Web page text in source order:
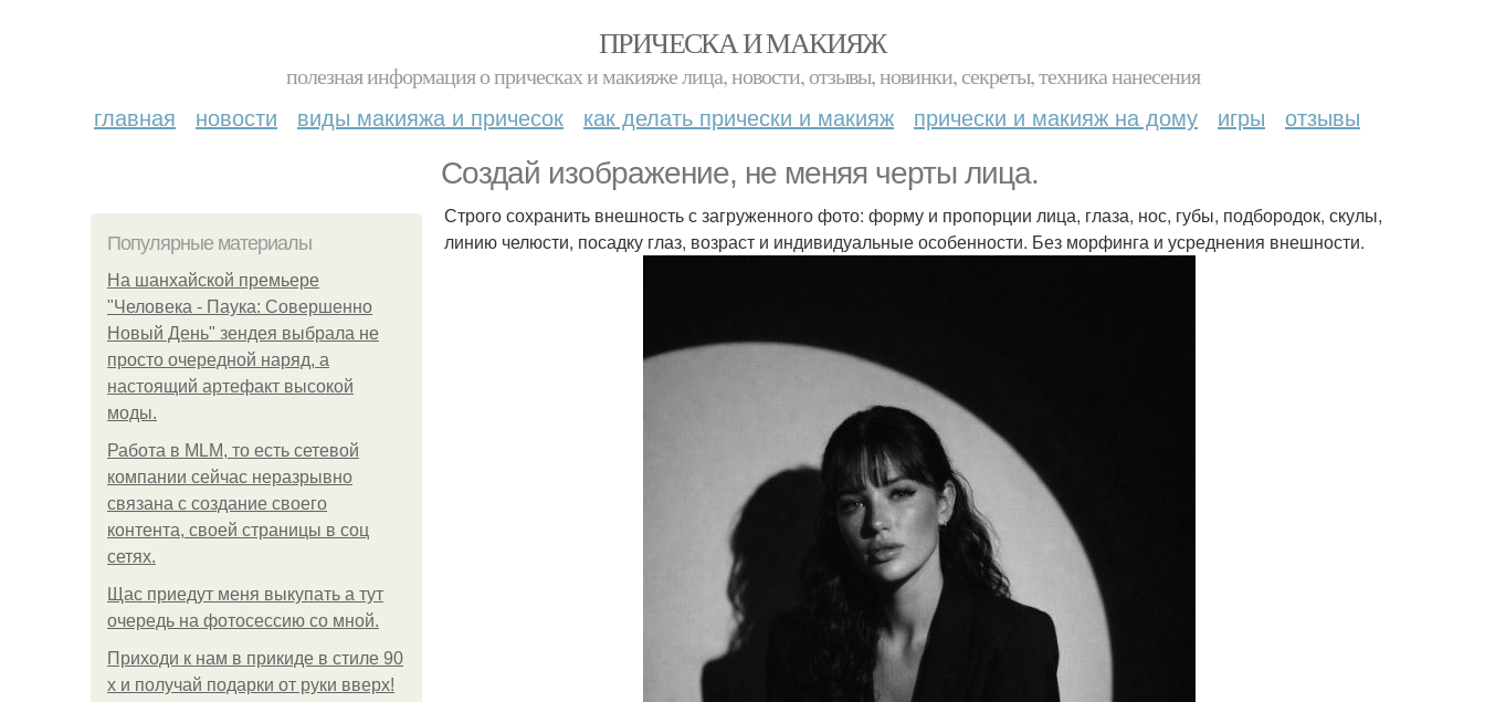
ПРИЧЕСКА И МАКИЯЖ
полезная информация о прическах и макияже лица, новости, отзывы, новинки, секреты, техника нанесения
главная новости виды макияжа и причесок как делать прически и макияж прически и макияж на дому игры отзывы
Создай изображение, не меняя черты лица.
Популярные материалы
На шанхайской премьере
"Человека - Паука: Совершенно
Новый День" зендея выбрала не
просто очередной наряд, а
настоящий артефакт высокой
моды.
Работа в MLM, то есть сетевой
компании сейчас неразрывно
связана с создание своего
контента, своей страницы в соц
сетях.
Щас приедут меня выкупать а тут
очередь на фотосессию со мной.
Приходи к нам в прикиде в стиле 90
х и получай подарки от руки вверх!
Строго сохранить внешность с загруженного фото: форму и пропорции лица, глаза, нос, губы, подбородок, скулы,
линию челюсти, посадку глаз, возраст и индивидуальные особенности. Без морфинга и усреднения внешности.